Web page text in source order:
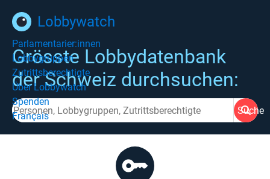
Lobbywatch
Parlamentarier:innen
Lobbygruppen
Zutrittsberechtigte
Über Lobbywatch
Spenden
Français
Grösste Lobbydatenbank
der Schweiz durchsuchen:
Suche